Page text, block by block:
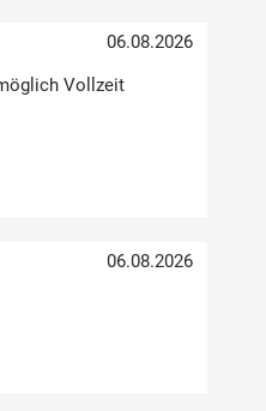
06.08.2026
Vollzeit
06.08.2026